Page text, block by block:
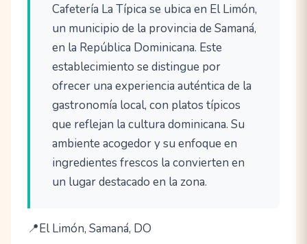
Cafetería La Típica se ubica en El Limón,
un municipio de la provincia de Samaná,
en la República Dominicana. Este
establecimiento se distingue por
ofrecer una experiencia auténtica de la
gastronomía local, con platos típicos
que reflejan la cultura dominicana. Su
ambiente acogedor y su enfoque en
ingredientes frescos la convierten en
un lugar destacado en la zona.
El Limón, Samaná, DO